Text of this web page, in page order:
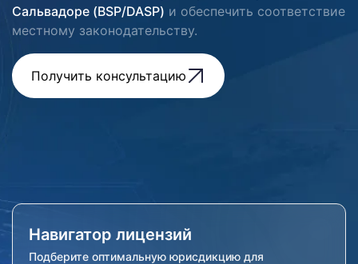
Сальвадоре (BSP/DASP) и обеспечить соответствие
местному законодательству.
Получить консультацию
Навигатор лицензий
Подберите оптимальную юрисдикцию для